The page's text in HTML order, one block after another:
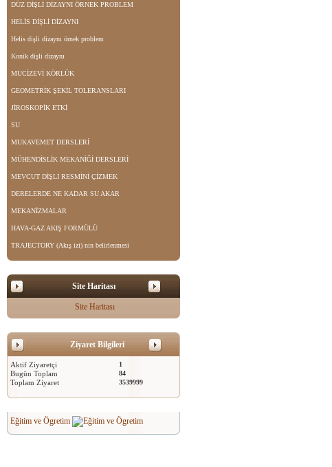
DÜZ DİŞLİ DİZAYNI ÖRNEK PROBLEM
HELİS DİŞLİ DİZAYNI
Helis dişli dizaynı örnek problem
Konik dişli dizaynı
MUCİZEVİ KÖRLÜK
GEOMETRİK ŞEKİL TOLERANSLARI
JİROSKOPİK ETKİ
SU
MUKAVEMET DERSLERİ
MÜHENDİSLİK MEKANİĞİ DERSLERİ
MEVCUT DİŞLİ RESMİNİ ÇİZMEK
DERELERDE NE KADAR SU AKAR
MEKANİZMALAR
HAVA-GAZ AKIŞ FORMÜLÜ
TRAJECTORY (Akış izi) nin belirlenmesi
Site Haritası
Site Haritası
Ziyaret Bilgileri
Aktif Ziyaretçi 1
Bugün Toplam 84
Toplam Ziyaret 3539999
Eğitim ve Ögretim